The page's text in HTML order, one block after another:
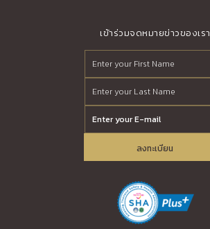
เข้าร่วมจดหมายข่าวของเรา
ลงทะเบียน